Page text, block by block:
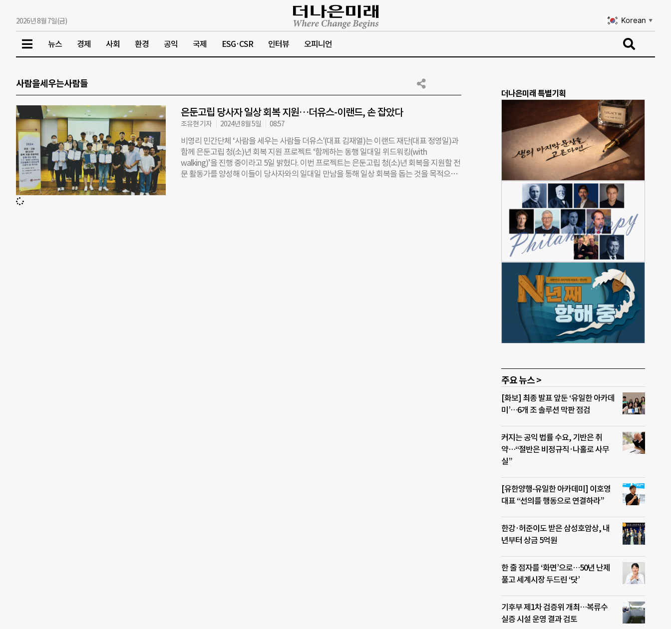
2026년 8월 7일(금) Korean ▼
뉴스 경제 사회 환경 공익 국제 ESG·CSR 인터뷰 오피니언
사람을세우는사람들
은둔고립 당사자 일상 회복 지원…더유스-이랜드, 손 잡았다
조유현 기자 2024년 8월 5일 08:57
비영리 민간단체 ‘사람을 세우는 사람들 더유스'(대표 김재열)는 이랜드 재단(대표 정영일)과
함께 은둔고립 청(소)년 회복 지원 프로젝트 ‘함께하는 동행 일대일 위드워킹(with
walking)’을 진행 중이라고 5일 밝혔다. 이번 프로젝트는 은둔고립 청(소)년 회복을 지원할 전
문 활동가를 양성해 이들이 당사자와의 일대일 만남을 통해 일상 회복을 돕는 것을 목적으로
더나은미래 특별기획
주요 뉴스 >
[화보] 최종 발표 앞둔 ‘유일한 아카데
미’…6개 조 솔루션 막판 점검
커지는 공익 법률 수요, 기반은 취
약…“절반은 비정규직·나홀로 사무
실”
[유한양행-유일한 아카데미] 이호영
대표 “선의를 행동으로 연결하라”
한강·허준이도 받은 삼성호암상, 내
년부터 상금 5억원
한 줄 점자를 ‘화면’으로…50년 난제
풀고 세계시장 두드린 ‘닷’
기후부 제1차 검증위 개최…복류수
실증 시설 운영 결과 검토